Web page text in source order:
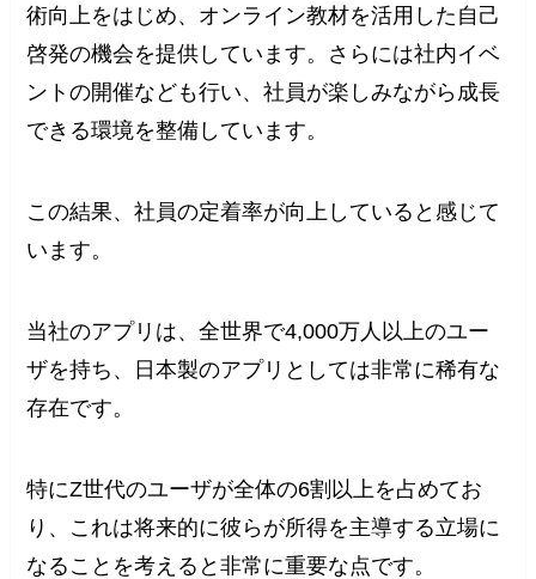
術向上をはじめ、オンライン教材を活用した自己
啓発の機会を提供しています。さらには社内イベ
ントの開催なども行い、社員が楽しみながら成長
できる環境を整備しています。
この結果、社員の定着率が向上していると感じて
います。
当社のアプリは、全世界で4,000万人以上のユー
ザを持ち、日本製のアプリとしては非常に稀有な
存在です。
特にZ世代のユーザが全体の6割以上を占めてお
り、これは将来的に彼らが所得を主導する立場に
なることを考えると非常に重要な点です。